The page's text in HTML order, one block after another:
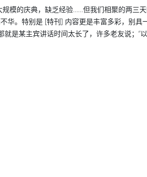
模的庆典，缺乏经验……但我们相聚的两三
华。特别是 [特刊] 内容更是丰富多彩，别具
是某主宾讲话时间太长了，许多老友说；“